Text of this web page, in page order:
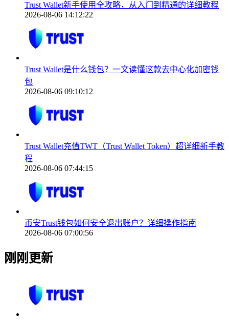
Trust Wallet新手使用全攻略，从入门到精通的详细教程
2026-08-06 14:12:22
Trust Wallet是什么钱包？一文读懂这款去中心化加密钱
包
2026-08-06 09:10:12
Trust Wallet充值TWT（Trust Wallet Token）超详细新手教
程
2026-08-06 07:44:15
币安Trust钱包如何安全退出账户？详细操作指南
2026-08-06 07:00:56
刚刚更新